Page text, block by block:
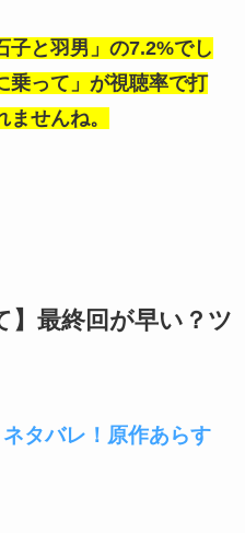
子と羽男」の7.2%でし
乗って」が視聴率で打
せんね。
】最終回が早い？ツ
ネタバレ！原作あらす